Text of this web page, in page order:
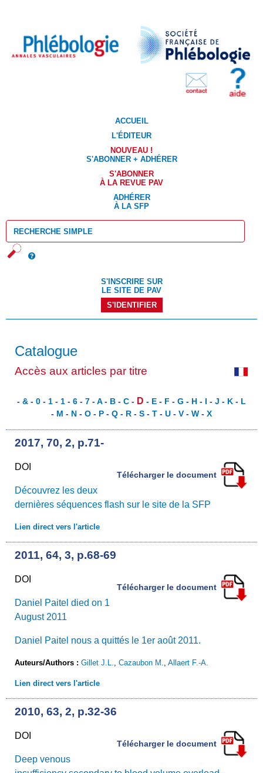
ACCUEIL
L'ÉDITEUR
NOUVEAU !
S'ABONNER + ADHÉRER
S'ABONNER
À LA REVUE PAV
ADHÉRER
À LA SFP
S'INSCRIRE SUR
LE SITE DE PAV
S'IDENTIFIER
Catalogue
Accès aux articles par titre
- & - 0 - 1 - 1 - 6 - 7 -A- B - C - D - E - F - G - H - I - J - K - L
- M - N - O - P - Q - R - S - T - U - V - W - X
2017, 70, 2, p.71-
DOI
Télécharger le document
Découvrez les deux
dernières séquences flash sur le site de la SFP
Lien direct vers l'article
2011, 64, 3, p.68-69
DOI
Télécharger le document
Daniel Paitel died on 1
August 2011
Daniel Paitel nous a quittés le 1er août 2011.
Auteurs/Authors : Gillet J.L. Cazaubon M. Allaert F.-A.
Lien direct vers l'article
2010, 63, 2, p.32-36
DOI
Télécharger le document
Deep venous